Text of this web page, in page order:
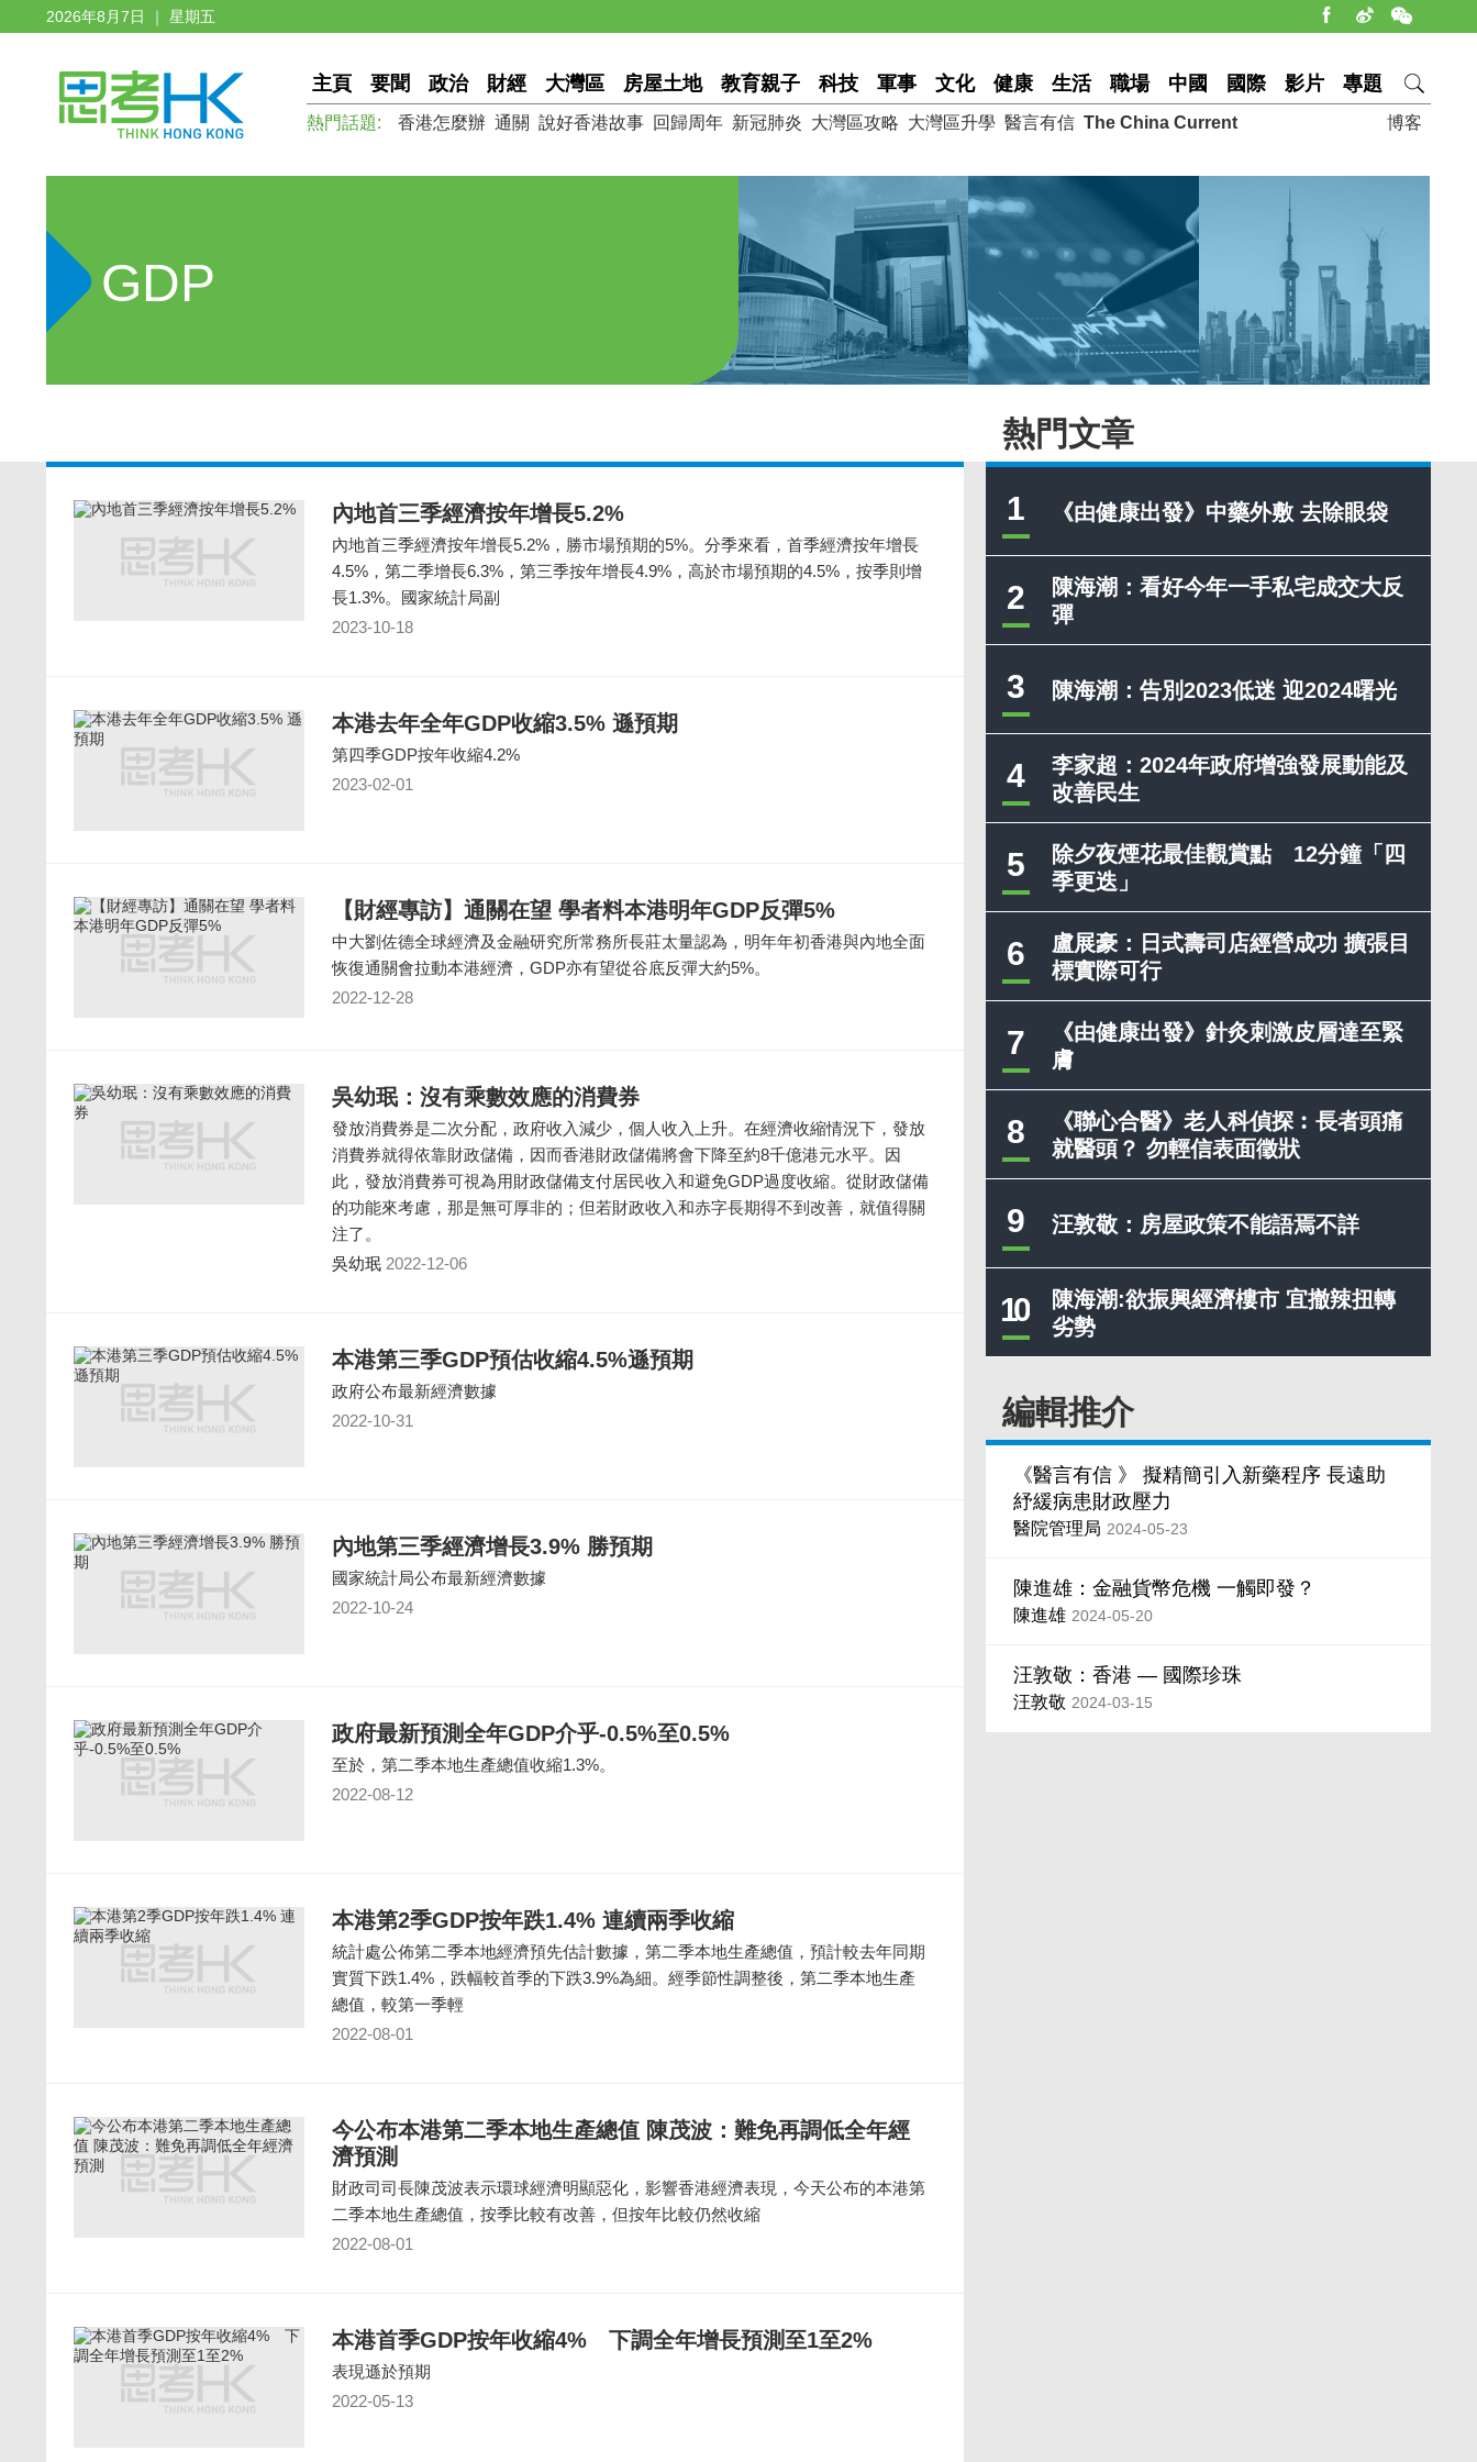
2026年8月7日 ｜ 星期五
主頁 要聞 政治 財經 大灣區 房屋土地 教育親子 科技 軍事 文化 健康 生活 職場 中國 國際 影片 專題
博客
熱門話題: 香港怎麼辦 通關 說好香港故事 回歸周年 新冠肺炎 大灣區攻略 大灣區升學 醫言有信 The China Current
GDP
熱門文章
1 《由健康出發》中藥外敷 去除眼袋
2
陳海潮：看好今年一手私宅成交大反
彈
3 陳海潮：告別2023低迷 迎2024曙光
4
李家超：2024年政府增強發展動能及
改善民生
5
除夕夜煙花最佳觀賞點 12分鐘「四
季更迭」
6
盧展豪：日式壽司店經營成功 擴張目
標實際可行
7
《由健康出發》針灸刺激皮層達至緊
膚
8
《聯心合醫》老人科偵探︰長者頭痛
就醫頭？ 勿輕信表面徵狀
9 汪敦敬：房屋政策不能語焉不詳
10
陳海潮:欲振興經濟樓市 宜撤辣扭轉
劣勢
編輯推介
《醫言有信 》 擬精簡引入新藥程序 長遠助
紓緩病患財政壓力
醫院管理局 2024-05-23
陳進雄：金融貨幣危機 一觸即發？
陳進雄 2024-05-20
汪敦敬：香港 — 國際珍珠
汪敦敬 2024-03-15
內地首三季經濟按年增長5.2%
內地首三季經濟按年增長5.2%，勝市場預期的5%。分季來看，首季經濟按年增長
4.5%，第二季增長6.3%，第三季按年增長4.9%，高於市場預期的4.5%，按季則增
長1.3%。國家統計局副
2023-10-18
本港去年全年GDP收縮3.5% 遜預期
第四季GDP按年收縮4.2%
2023-02-01
【財經專訪】通關在望 學者料本港明年GDP反彈5%
中大劉佐德全球經濟及金融研究所常務所長莊太量認為，明年年初香港與內地全面
恢復通關會拉動本港經濟，GDP亦有望從谷底反彈大約5%。
2022-12-28
吳幼珉：沒有乘數效應的消費券
發放消費券是二次分配，政府收入減少，個人收入上升。在經濟收縮情況下，發放
消費券就得依靠財政儲備，因而香港財政儲備將會下降至約8千億港元水平。因
此，發放消費券可視為用財政儲備支付居民收入和避免GDP過度收縮。從財政儲備
的功能來考慮，那是無可厚非的；但若財政收入和赤字長期得不到改善，就值得關
注了。
吳幼珉 2022-12-06
本港第三季GDP預估收縮4.5%遜預期
政府公布最新經濟數據
2022-10-31
內地第三季經濟增長3.9% 勝預期
國家統計局公布最新經濟數據
2022-10-24
政府最新預測全年GDP介乎-0.5%至0.5%
至於，第二季本地生產總值收縮1.3%。
2022-08-12
本港第2季GDP按年跌1.4% 連續兩季收縮
統計處公佈第二季本地經濟預先估計數據，第二季本地生產總值，預計較去年同期
實質下跌1.4%，跌幅較首季的下跌3.9%為細。經季節性調整後，第二季本地生產
總值，較第一季輕
2022-08-01
今公布本港第二季本地生產總值 陳茂波：難免再調低全年經
濟預測
財政司司長陳茂波表示環球經濟明顯惡化，影響香港經濟表現，今天公布的本港第
二季本地生產總值，按季比較有改善，但按年比較仍然收縮
2022-08-01
本港首季GDP按年收縮4% 下調全年增長預測至1至2%
表現遜於預期
2022-05-13